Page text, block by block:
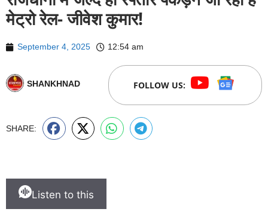
मेट्रो रेल- जीवेश कुमार!
September 4, 2025 12:54 am
SHANKHNAD FOLLOW US:
SHARE:
Listen to this